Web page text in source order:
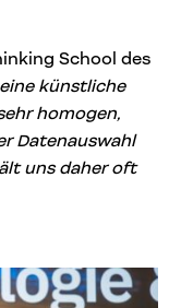
School des
eine künstliche
homogen,
Datenauswahl
uns daher oft